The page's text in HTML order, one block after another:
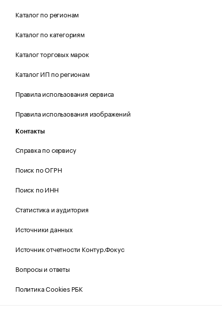
Каталог по регионам
Каталог по категориям
Каталог торговых марок
Каталог ИП по регионам
Правила использования сервиса
Правила использования изображений
Контакты
Справка по сервису
Поиск по ОГРН
Поиск по ИНН
Статистика и аудитория
Источники данных
Источник отчетности Контур.Фокус
Вопросы и ответы
Политика Cookies РБК